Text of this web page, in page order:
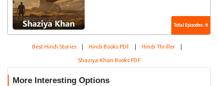
Total Episodes : 6
Best Hindi Stories | Hindi Books PDF | Hindi Thriller |
Shaziya Khan Books PDF
More Interesting Options